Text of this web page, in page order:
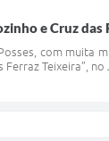
e Cruz das
com muita
Teixeira”, no